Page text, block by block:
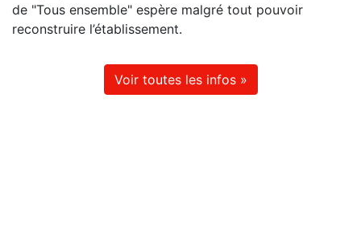
de "Tous ensemble" espère malgré tout pouvoir
reconstruire l’établissement.
Voir toutes les infos »